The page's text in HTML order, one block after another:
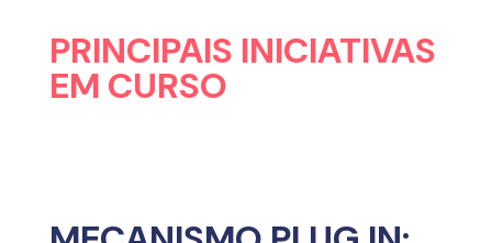
PRINCIPAIS INICIATIVAS
EM CURSO